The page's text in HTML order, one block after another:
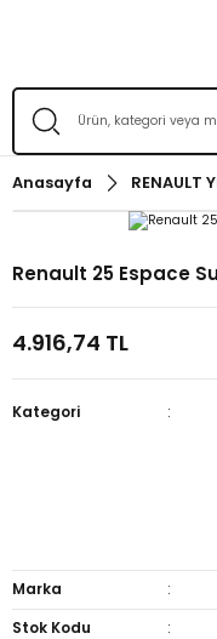
Anasayfa RENAULT
Renault 25 Espace
4.916,74 TL
Kategori
Marka
Stok Kodu